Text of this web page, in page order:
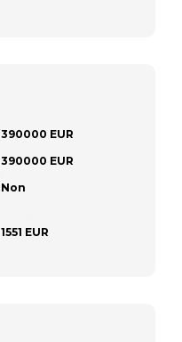
390000 EUR
390000 EUR
Non
1551 EUR